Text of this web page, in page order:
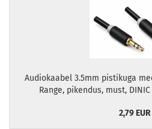
Audiokaabel 3.5mm pistikuga
Range, pikendus, must,
2,79 EUR